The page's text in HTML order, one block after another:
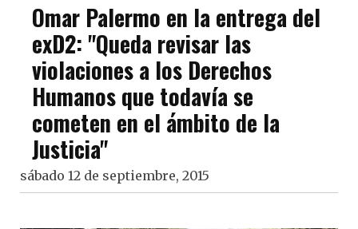
Omar Palermo en la entrega del
exD2: "Queda revisar las
violaciones a los Derechos
Humanos que todavía se
cometen en el ámbito de la
Justicia"
sábado 12 de septiembre, 2015